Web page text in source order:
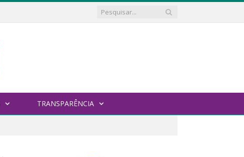
TRANSPARÊNCIA